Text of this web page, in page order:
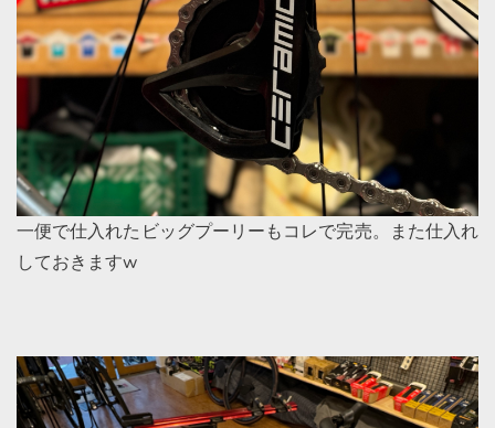
一便で仕入れたビッグプーリーもコレで完売。また仕入れ
しておきますw